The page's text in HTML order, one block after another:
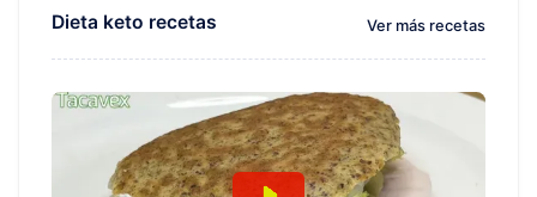
Dieta keto recetas Ver más recetas